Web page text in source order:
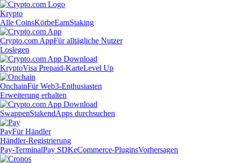
Krypto
Alle CoinsKörbeEarnStaking
Crypto.com AppFür alltägliche Nutzer
Loslegen
KryptoVisa Prepaid-KarteLevel Up
OnchainFür Web3-Enthusiasten
Erweiterung erhalten
SwappenStakendApps durchsuchen
PayFür Händler
Händler-Registrierung
Pay-TerminalPay SDKeCommerce-PluginsVorhersagen